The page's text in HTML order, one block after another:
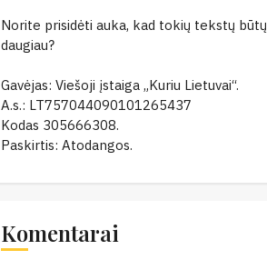
Norite prisidėti auka, kad tokių tekstų būtų
daugiau?
Gavėjas: Viešoji įstaiga „Kuriu Lietuvai“.
A.s.: LT757044090101265437
Kodas 305666308.
Paskirtis: Atodangos.
Komentarai